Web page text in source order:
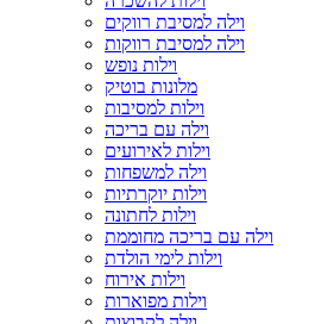
וילה למסיבת רווקים
וילה למסיבת רווקות
וילות נופש
מלונות בוטיק
וילות למסיבות
וילה עם בריכה
וילות לאירועים
וילה למשפחות
וילות יוקרתיות
וילות לחתונה
וילה עם בריכה מחוממת
וילות לימי הולדת
וילות אירוח
וילות מפוארות